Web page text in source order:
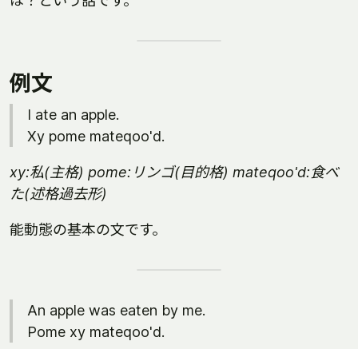
例文
I ate an apple.
Xy pome mateqoo'd.
xy:私(主格) pome:リンゴ(目的格) mateqoo'd:食べ
た(述格過去形)
能動態の基本の文です。
An apple was eaten by me.
Pome xy mateqoo'd.